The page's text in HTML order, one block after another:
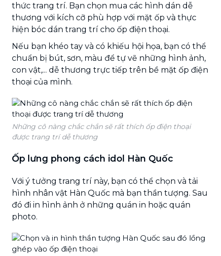
thức trang trí. Bạn chọn mua các hình dán dễ
thương với kích cỡ phù hợp với mặt ốp và thực
hiện bóc dán trang trí cho ốp điện thoại.
Nếu bạn khéo tay và có khiếu hội họa, bạn có thể
chuẩn bị bút, sơn, màu để tự vẽ những hình ảnh,
con vật,... dễ thương trực tiếp trên bề mặt ốp điện
thoại của mình.
Những cô nàng chắc chắn sẽ rất thích ốp điện thoại
được trang trí dễ thương
Ốp lưng phong cách idol Hàn Quốc
Với ý tưởng trang trí này, bạn có thể chọn và tải
hình nhân vật Hàn Quốc mà bạn thần tượng. Sau
đó đi in hình ảnh ở những quán in hoặc quán
photo.